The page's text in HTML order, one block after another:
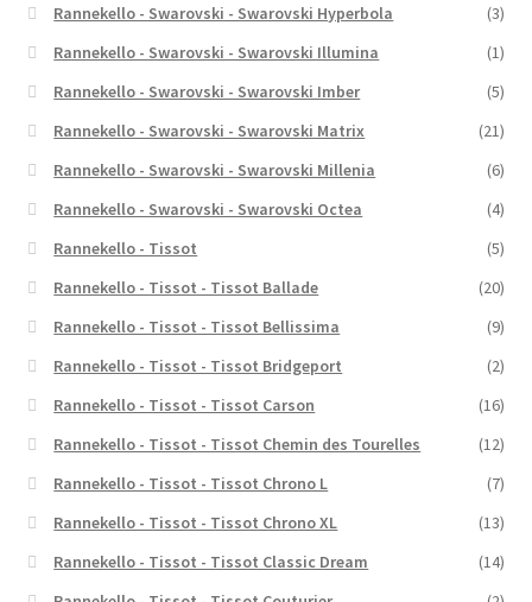
Rannekello - Swarovski - Swarovski Hyperbola
(3)
Rannekello - Swarovski - Swarovski Illumina
(1)
Rannekello - Swarovski - Swarovski Imber
(5)
Rannekello - Swarovski - Swarovski Matrix
(21)
Rannekello - Swarovski - Swarovski Millenia
(6)
Rannekello - Swarovski - Swarovski Octea
(4)
Rannekello - Tissot
(5)
Rannekello - Tissot - Tissot Ballade
(20)
Rannekello - Tissot - Tissot Bellissima
(9)
Rannekello - Tissot - Tissot Bridgeport
(2)
Rannekello - Tissot - Tissot Carson
(16)
Rannekello - Tissot - Tissot Chemin des Tourelles
(12)
Rannekello - Tissot - Tissot Chrono L
(7)
Rannekello - Tissot - Tissot Chrono XL
(13)
Rannekello - Tissot - Tissot Classic Dream
(14)